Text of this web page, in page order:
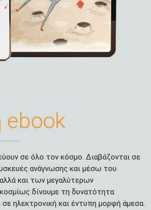
ebook
σε όλο τον κόσμο. Διαβάζονται σε
ανάγνωσης και μέσω του
και των μεγαλύτερων
δίνουμε τη δυνατότητα
ηλεκτρονική και έντυπη μορφή άμεσα.